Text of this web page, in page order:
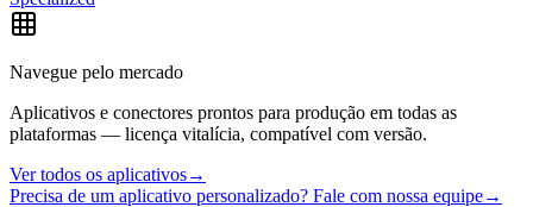
Navegue pelo mercado
Aplicativos e conectores prontos para produção em todas as
plataformas — licença vitalícia, compatível com versão.
Ver todos os aplicativos→
Precisa de um aplicativo personalizado? Fale com nossa equipe→